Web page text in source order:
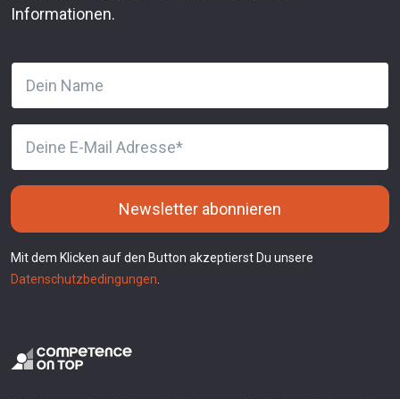
Informationen.
Newsletter abonnieren
Mit dem Klicken auf den Button akzeptierst Du unsere
Datenschutzbedingungen